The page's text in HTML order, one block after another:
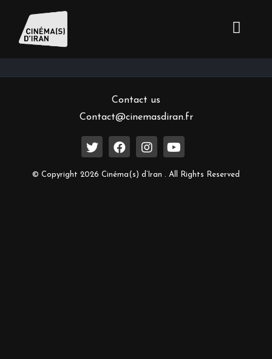
Inscrivez-vous à notre newsletter
Contact us
Contact@cinemasdiran.fr
© Copyright 2026 Cinéma(s) d’Iran . All Rights Reserved